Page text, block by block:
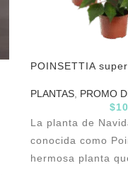
POINSETTIA
PLANTAS PROMO
$
La planta de
conocida como
hermosa planta